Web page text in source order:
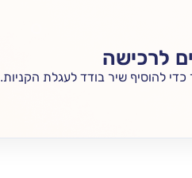
לרכישה
להוסיף שיר בודד לעגלת הקניות.